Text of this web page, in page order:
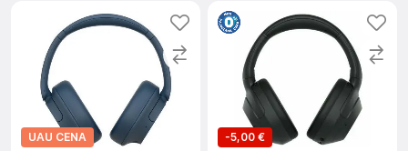
UAU CENA
-5,00 €